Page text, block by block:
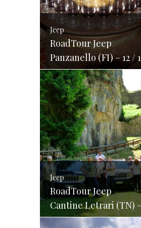
Jeep
RoadTour Jeep
Panzanello (FI) – 12 / 13 / 14
Jeep
RoadTour Jeep
Cantine Letrari (TN) – 6 / 7